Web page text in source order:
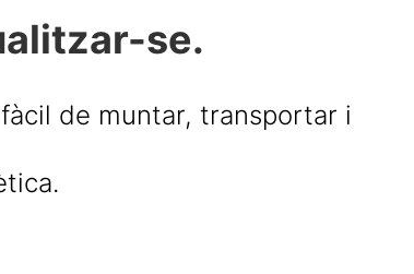
se.
de muntar, transportar i